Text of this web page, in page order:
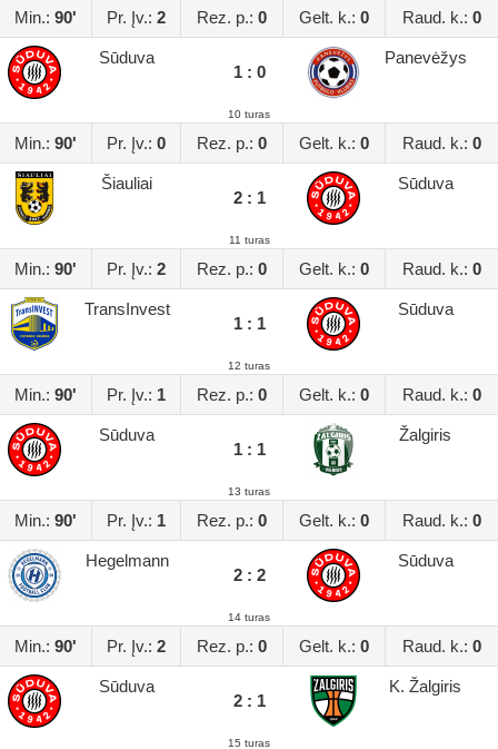
Min.: 90' Pr. Įv.: 2 Rez. p.: 0 Gelt. k.: 0 Raud. k.: 0
Sūduva
1 : 0
Panevėžys
10 turas
Min.: 90' Pr. Įv.: 0 Rez. p.: 0 Gelt. k.: 0 Raud. k.: 0
Šiauliai
2 : 1
Sūduva
11 turas
Min.: 90' Pr. Įv.: 2 Rez. p.: 0 Gelt. k.: 0 Raud. k.: 0
TransInvest
1 : 1
Sūduva
12 turas
Min.: 90' Pr. Įv.: 1 Rez. p.: 0 Gelt. k.: 0 Raud. k.: 0
Sūduva
1 : 1
Žalgiris
13 turas
Min.: 90' Pr. Įv.: 1 Rez. p.: 0 Gelt. k.: 0 Raud. k.: 0
Hegelmann
2 : 2
Sūduva
14 turas
Min.: 90' Pr. Įv.: 2 Rez. p.: 0 Gelt. k.: 0 Raud. k.: 0
Sūduva
2 : 1
K. Žalgiris
15 turas